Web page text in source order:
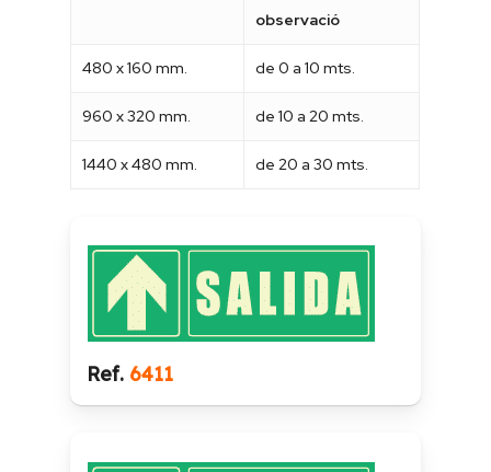
observació
480 x 160 mm. de 0 a 10 mts.
960 x 320 mm. de 10 a 20 mts.
1440 x 480 mm. de 20 a 30 mts.
Ref. 6411